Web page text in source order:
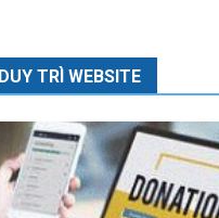
TRÌ WEBSITE